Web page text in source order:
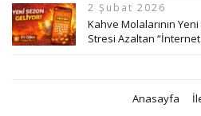
2 Şubat 2026
Kahve Molalarının
Stresi Azaltan
Anasayfa